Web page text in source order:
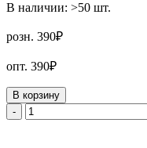
В наличии: >50 шт.
розн. 390₽
опт. 390₽
В корзину
-